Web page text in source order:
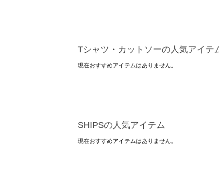
Tシャツ・カットソーの人気アイテ
現在おすすめアイテムはありません。
SHIPSの人気アイテム
現在おすすめアイテムはありません。